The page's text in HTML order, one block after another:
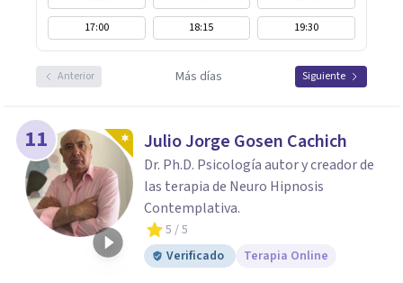
17:00
18:15 19:30
Anterior Más días Siguiente
11 Julio Jorge Gosen Cachich
Dr. Ph.D. Psicología autor y creador de
las terapia de Neuro Hipnosis
Contemplativa.
5 / 5
Verificado
Terapia Online